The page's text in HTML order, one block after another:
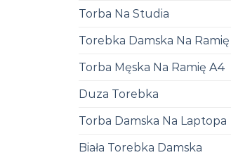
Torba Na Studia
Torebka Damska Na Ramię
Torba Męska Na Ramię A4
Duza Torebka
Torba Damska Na Laptopa
Biała Torebka Damska